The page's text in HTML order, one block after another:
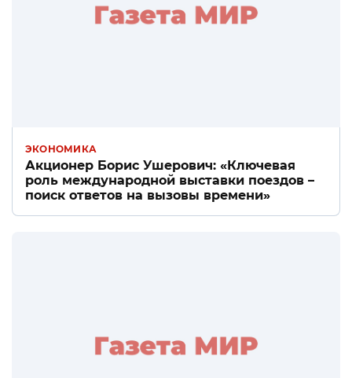
ЭКОНОМИКА
Акционер Борис Ушерович: «Ключевая
роль международной выставки поездов –
поиск ответов на вызовы времени»